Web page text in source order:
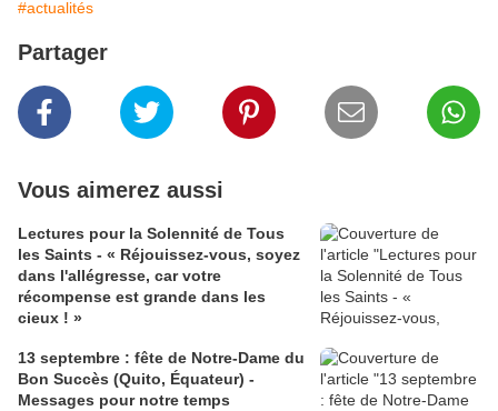
#actualités
Partager
Vous aimerez aussi
Lectures pour la Solennité de Tous
les Saints - « Réjouissez-vous, soyez
dans l'allégresse, car votre
récompense est grande dans les
cieux ! »
13 septembre : fête de Notre-Dame du
Bon Succès (Quito, Équateur) -
Messages pour notre temps